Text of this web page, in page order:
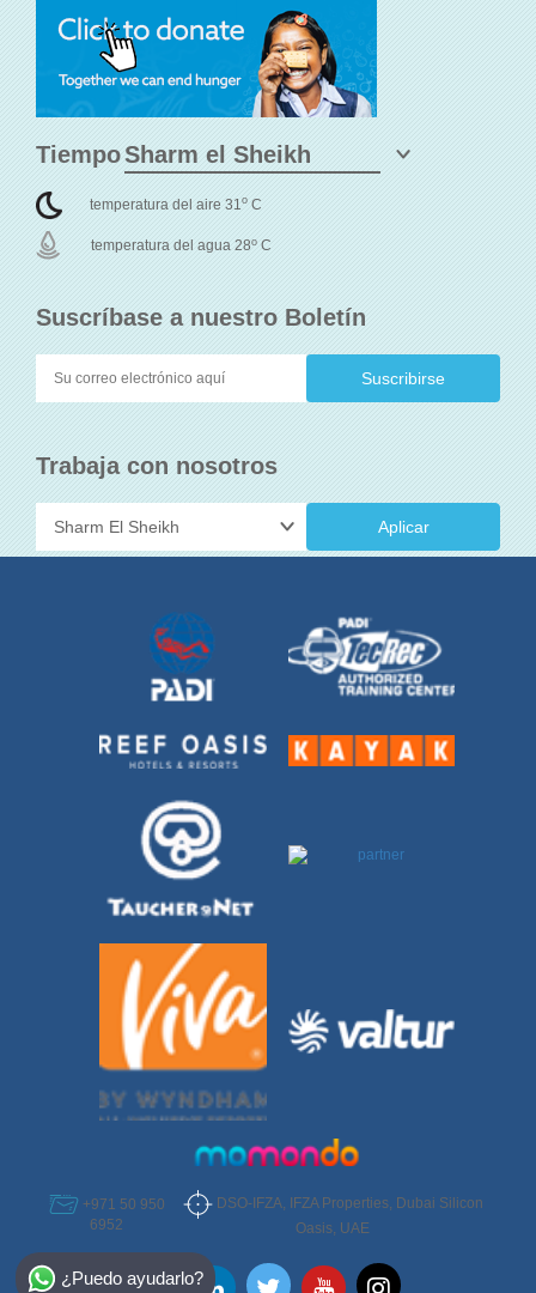
Suscríbase a nuestro Boletín
Trabaja con nosotros
Aplicar
Tiempo
temperatura del aire 31 o C
temperatura del agua 28o C
+971 50 950
6952
DSO-IFZA, IFZA Properties, Dubai Silicon
Oasis, UAE
¿Puedo ayudarlo?
Select Destination